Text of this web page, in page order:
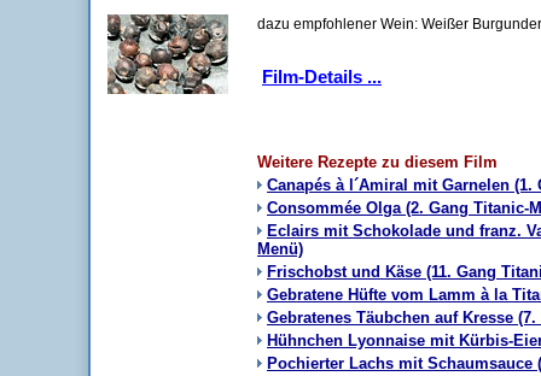
dazu empfohlener Wein: Weißer Burgunder
Film-Details ...
Weitere Rezepte zu diesem Film
Canapés à l´Amiral mit Garnelen (1.
Consommée Olga (2. Gang Titanic-
Eclairs mit Schokolade und franz.
Menü)
Frischobst und Käse (11. Gang
Gebratene Hüfte vom Lamm à la
Gebratenes Täubchen auf Kresse
Hühnchen Lyonnaise mit Kürbis-
Pochierter Lachs mit Schaumsauce